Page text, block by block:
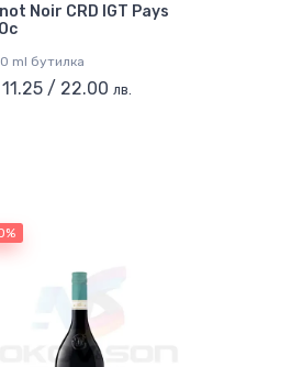
Noir CRD IGT Pays
ml бутилка
/ 22.00лв.